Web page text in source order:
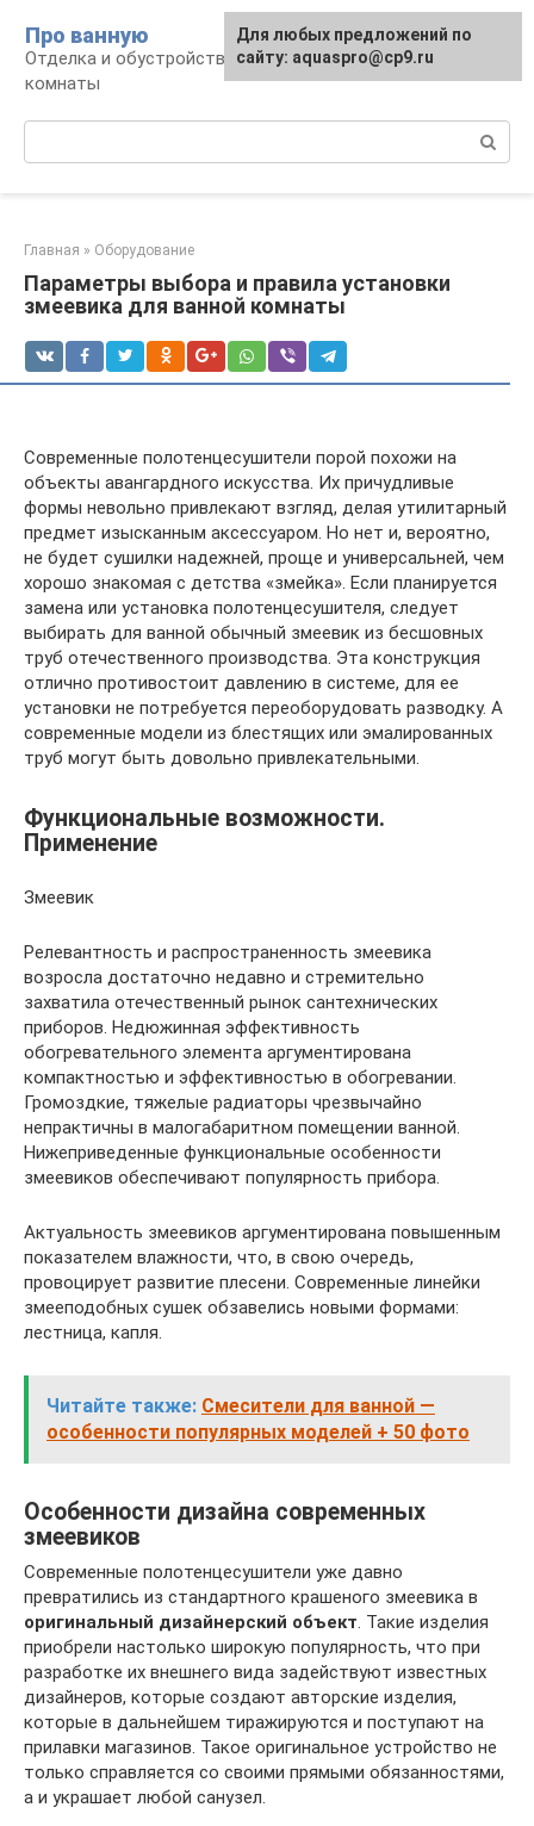
контенту
Про ванную
Отделка и обустройство современной ванной
комнаты
Главная » Оборудование
Параметры выбора и правила установки
змеевика для ванной комнаты
Современные полотенцесушители порой похожи на
объекты авангардного искусства. Их причудливые
формы невольно привлекают взгляд, делая утилитарный
предмет изысканным аксессуаром. Но нет и, вероятно,
не будет сушилки надежней, проще и универсальней, чем
хорошо знакомая с детства «змейка». Если планируется
замена или установка полотенцесушителя, следует
выбирать для ванной обычный змеевик из бесшовных
труб отечественного производства. Эта конструкция
отлично противостоит давлению в системе, для ее
установки не потребуется переоборудовать разводку. А
современные модели из блестящих или эмалированных
труб могут быть довольно привлекательными.
Функциональные возможности.
Применение
Змеевик
Релевантность и распространенность змеевика
возросла достаточно недавно и стремительно
захватила отечественный рынок сантехнических
приборов. Недюжинная эффективность
обогревательного элемента аргументирована
компактностью и эффективностью в обогревании.
Громоздкие, тяжелые радиаторы чрезвычайно
непрактичны в малогабаритном помещении ванной.
Нижеприведенные функциональные особенности
змеевиков обеспечивают популярность прибора.
Актуальность змеевиков аргументирована повышенным
показателем влажности, что, в свою очередь,
провоцирует развитие плесени. Современные линейки
змееподобных сушек обзавелись новыми формами:
лестница, капля.
Читайте также: Смесители для ванной —
особенности популярных моделей + 50 фото
Особенности дизайна современных
змеевиков
Современные полотенцесушители уже давно
превратились из стандартного крашеного змеевика в
оригинальный дизайнерский объект. Такие изделия
приобрели настолько широкую популярность, что при
разработке их внешнего вида задействуют известных
дизайнеров, которые создают авторские изделия,
которые в дальнейшем тиражируются и поступают на
прилавки магазинов. Такое оригинальное устройство не
только справляется со своими прямыми обязанностями,
а и украшает любой санузел.
Для любых предложений по
сайту: aquaspro@cp9.ru